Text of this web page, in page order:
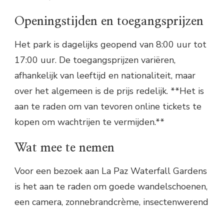
Openingstijden en toegangsprijzen
Het park is dagelijks geopend van 8:00 uur tot
17:00 uur. De toegangsprijzen variëren,
afhankelijk van leeftijd en nationaliteit, maar
over het algemeen is de prijs redelijk. **Het is
aan te raden om van tevoren online tickets te
kopen om wachtrijen te vermijden.**
Wat mee te nemen
Voor een bezoek aan La Paz Waterfall Gardens
is het aan te raden om goede wandelschoenen,
een camera, zonnebrandcrème, insectenwerend